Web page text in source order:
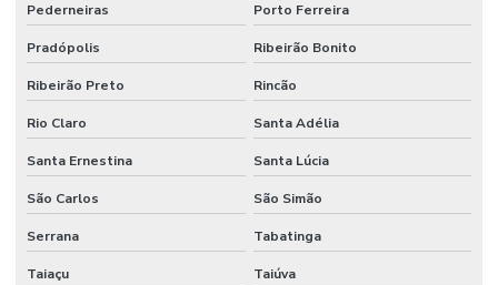
Pederneiras Porto Ferreira
Pradópolis Ribeirão Bonito
Ribeirão Preto Rincão
Rio Claro Santa Adélia
Santa Ernestina Santa Lúcia
São Carlos São Simão
Serrana Tabatinga
Taiaçu Taiúva